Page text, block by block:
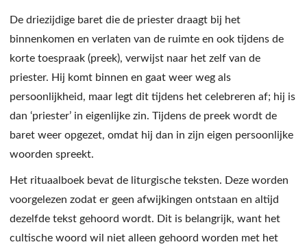
De driezijdige baret die de priester draagt bij het
binnenkomen en verlaten van de ruimte en ook tijdens de
korte toespraak (preek), verwijst naar het zelf van de
priester. Hij komt binnen en gaat weer weg als
persoonlijkheid, maar legt dit tijdens het celebreren af; hij is
dan ‘priester’ in eigenlijke zin. Tijdens de preek wordt de
baret weer opgezet, omdat hij dan in zijn eigen persoonlijke
woorden spreekt.
Het rituaalboek bevat de liturgische teksten. Deze worden
voorgelezen zodat er geen afwijkingen ontstaan en altijd
dezelfde tekst gehoord wordt. Dit is belangrijk, want het
cultische woord wil niet alleen gehoord worden met het